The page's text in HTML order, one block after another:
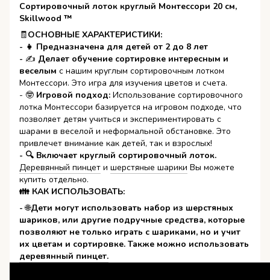
Сортировочный лоток круглый Монтессори 20 см,
Skillwood ™
🧾ОСНОВНЫЕ ХАРАКТЕРИСТИКИ:
- 👧 Предназначена для детей от 2 до 8 лет
- ✍ Делает обучение сортировке интересным и
веселым с нашим круглым сортировочным лотком
Монтессори. Это игра для изучения цветов и счета.
- 🤓 Игровой подход: Использование сортировочного
лотка Монтессори базируется на игровом подходе, что
позволяет детям учиться и экспериментировать с
шарами в веселой и неформальной обстановке. Это
привлечет внимание как детей, так и взрослых!
- 🔍 Включает круглый сортировочный лоток.
Деревянный пинцет и шерстяные шарики Вы можете
купить отдельно.
👪 КАК ИСПОЛЬЗОВАТЬ:
-🌐Дети могут использовать набор из шерстяных
шариков, или другие подручные средства, которые
позволяют не только играть с шариками, но и учит
их цветам и сортировке. Также можно использовать
деревянный пинцет.